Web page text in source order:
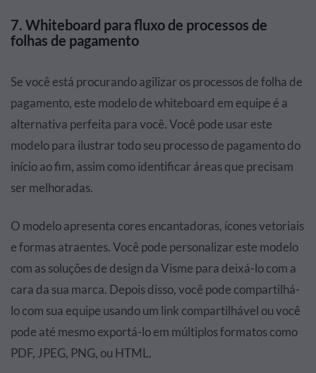
7. Whiteboard para fluxo de processos de
folhas de pagamento
Se você está procurando agilizar os processos de folha de
pagamento, este modelo de whiteboard em equipe é a
alternativa perfeita para você. Você pode usar este
modelo para ilustrar todo seu processo de pagamento do
início ao fim, assim como identificar áreas que precisam
ser melhoradas.
O modelo apresenta cores encantadoras, ícones vetoriais
e formas atraentes. Você pode personalizar este modelo
com as soluções de design da Visme para deixá-lo com a
cara da sua marca. Depois disso, você pode compartilhá-
lo com sua equipe usando um link compartilhável ou você
pode até mesmo exportá-lo em múltiplos formatos como
PDF, JPEG, PNG, ou HTML.